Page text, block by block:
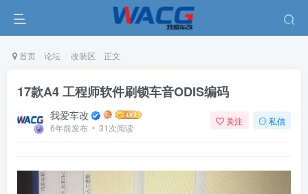
首页 论坛 改装区 正文
17款A4 工程师软件刷锁车音ODIS编码
我爱车改
6年前发布 31次阅读
关注 私信